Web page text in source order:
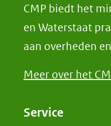
CMP biedt het
en Waterstaat
aan overheden
Meer over het
Service